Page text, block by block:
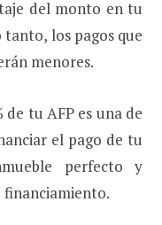
del monto en tu
los pagos que
menores.
tu AFP es una de
el pago de tu
perfecto y
financiamiento.